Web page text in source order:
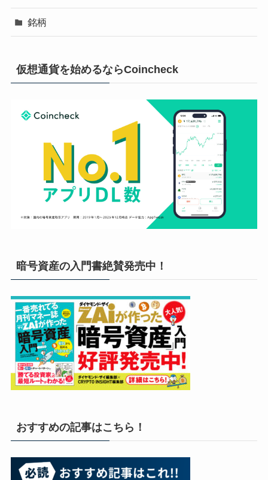
銘柄
仮想通貨を始めるならCoincheck
暗号資産の入門書絶賛発売中！
おすすめの記事はこちら！